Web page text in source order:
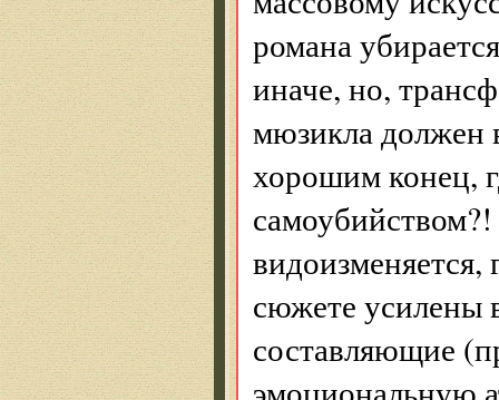
романа
иначе, но,
мюзикла должен
хорошим конец,
видоизменяется,
сюжете усилены
составляющие